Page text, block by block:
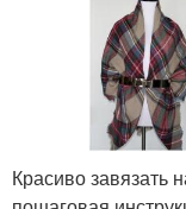
Красиво завязать